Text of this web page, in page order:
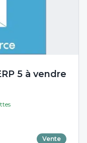
5 à vendre
Vente